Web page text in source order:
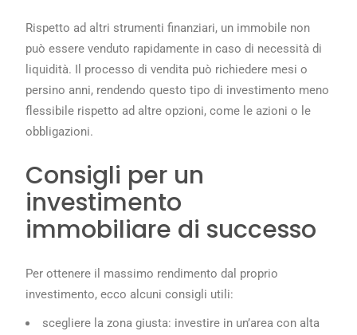
Rispetto ad altri strumenti finanziari, un immobile non
può essere venduto rapidamente in caso di necessità di
liquidità. Il processo di vendita può richiedere mesi o
persino anni, rendendo questo tipo di investimento meno
flessibile rispetto ad altre opzioni, come le azioni o le
obbligazioni.
Consigli per un
investimento
immobiliare di successo
Per ottenere il massimo rendimento dal proprio
investimento, ecco alcuni consigli utili:
scegliere la zona giusta: investire in un’area con alta